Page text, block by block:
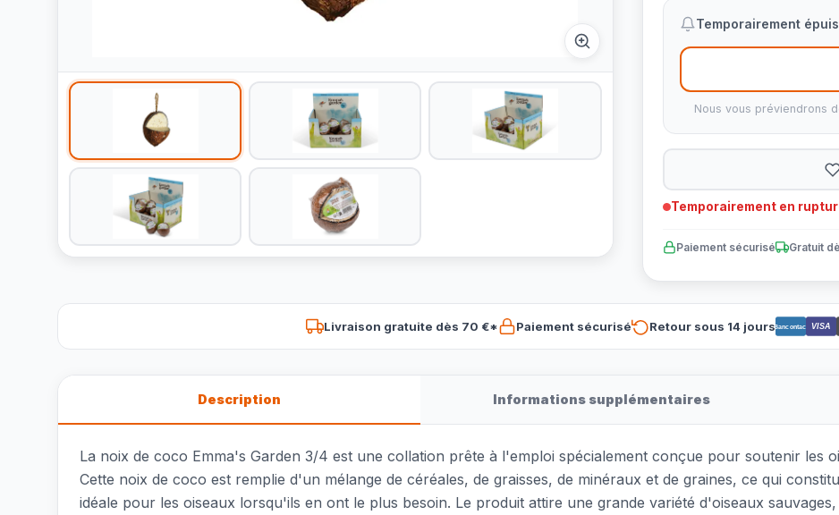
Temporairement
Nous vous préviendrons
Temporairement en
Paiement sécurisé Gratuit
Livraison gratuite dès 70 €* Paiement sécurisé Retour sous 14 joursBancontact VISA
Description Informations supplémentaires
La noix de coco Emma's Garden 3/4 est une collation prête à l'emploi spécialement conçue pour soutenir les
Cette noix de coco est remplie d'un mélange de céréales, de graisses, de minéraux et de graines, ce qui
idéale pour les oiseaux lorsqu'ils en ont le plus besoin. Le produit attire une grande variété d'oiseaux